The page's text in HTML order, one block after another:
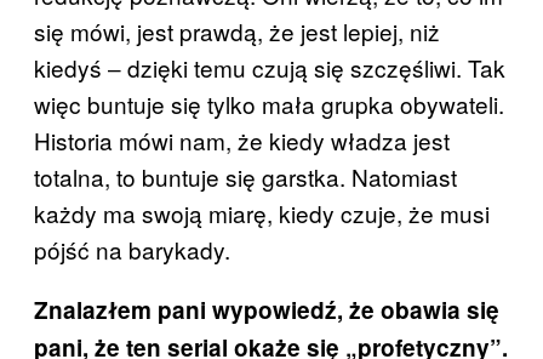
się mówi, jest prawdą, że jest lepiej, niż
kiedyś ‒ dzięki temu czują się szczęśliwi. Tak
więc buntuje się tylko mała grupka obywateli.
Historia mówi nam, że kiedy władza jest
totalna, to buntuje się garstka. Natomiast
każdy ma swoją miarę, kiedy czuje, że musi
pójść na barykady.
Znalazłem pani wypowiedź, że obawia się
pani, że ten serial okaże się „profetyczny”.